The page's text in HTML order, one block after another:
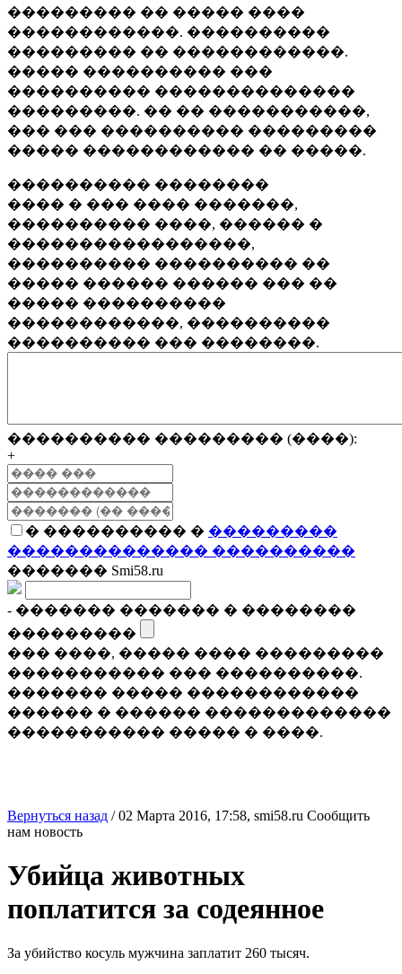
��������� �� ����� ����
������������. ����������
��������� �� ������������.
����� ���������� ���
���������� ��������������
���������. �� �� �����������,
��� ��� ���������� ���������
����� ������������ �� �����.
���������� ��������
���� � ��� ���� �������,
���������� ����, ������ �
�����������������,
���������� ���������� ��
����� ������ ������ ��� ��
����� ����������
������������, ����������
���������� ��� ��������.
���������� ��������� (����):
+
� ���������� � ���������
�������������� ����������
������� Smi58.ru
- ������� ������� � ��������
���������
��� ����, ����� ���� ���������
����������� ��� ����������.
������� ����� ������������
������ � ������ �������������
����������� ����� � ����.
Вернуться назад /02 Марта 2016, 17:58, smi58.ru Сообщить
нам новость
Убийца животных
поплатится за содеянное
За убийство косуль мужчина заплатит 260 тысяч.